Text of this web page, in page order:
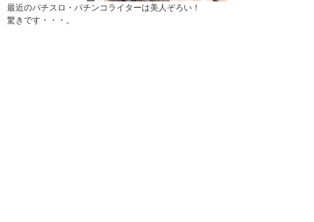
最近のパチスロ・パチンコライターは美人ぞろい！
驚きです・・・。